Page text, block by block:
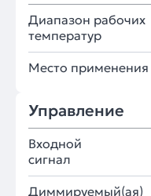
Диапазон рабочих
температур
Место применения
Управление
Входной
сигнал
Диммируемый(ая)